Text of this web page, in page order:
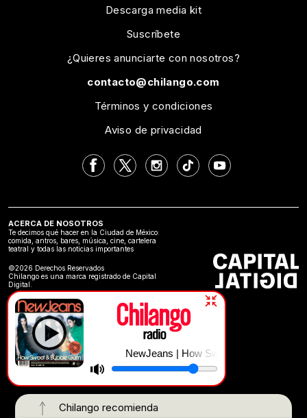
NewJeans | How Sweet
Chilango recomienda
Descarga media kit
Suscríbete
¿Quieres anunciarte con nosotros?
contacto@chilango.com
Términos y condiciones
Aviso de privacidad
ACERCA DE NOSOTROS
Te decimos qué hacer en la Ciudad de México:
comida, antros, bares, música, cine, cartelera
teatral y todas las noticias importantes
©2026 Derechos Reservados
Chilango es una marca registrado de Capital
Digital.